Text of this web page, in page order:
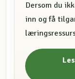
Dersom du
inn og få